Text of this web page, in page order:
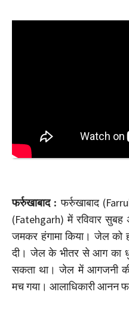
फर्रुखाबाद : फर्रुखाबाद
(Fatehgarh) में रविवार
जमकर हंगामा किया। जेल
दी। जेल के भीतर से आग का
सकता था। जेल में आगजनी
मच गया। आलाधिकारी आनन